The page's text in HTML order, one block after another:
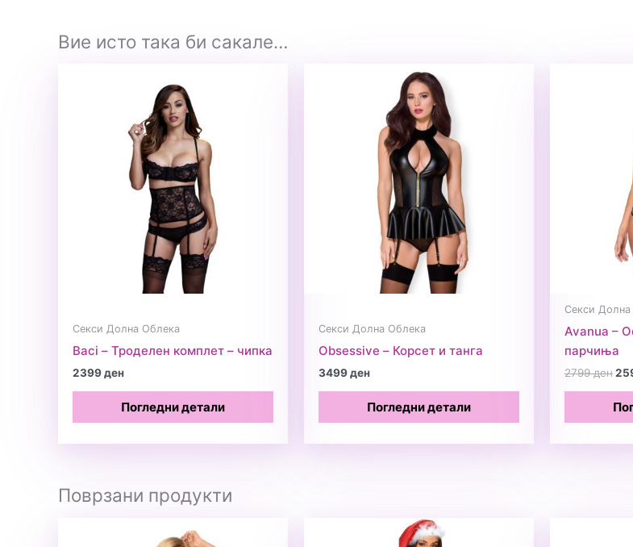
Вие исто така би сакале…
Секси Долна Облека
Baci – Троделен комплет – чипка
2399ден
Погледни детали
Секси Долна Облека
Obsessive – Корсет и танга
3499ден
Погледни детали
Секси
Avanua –
парчиња
2799ден
was:
Поврзани продукти